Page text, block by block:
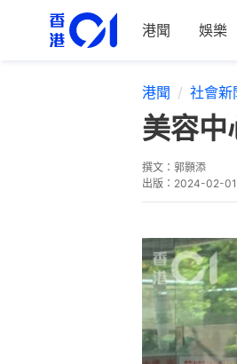
港聞 娛樂
港聞 社會新
美容
撰文： 郭顥添
出版： 2024-02-01